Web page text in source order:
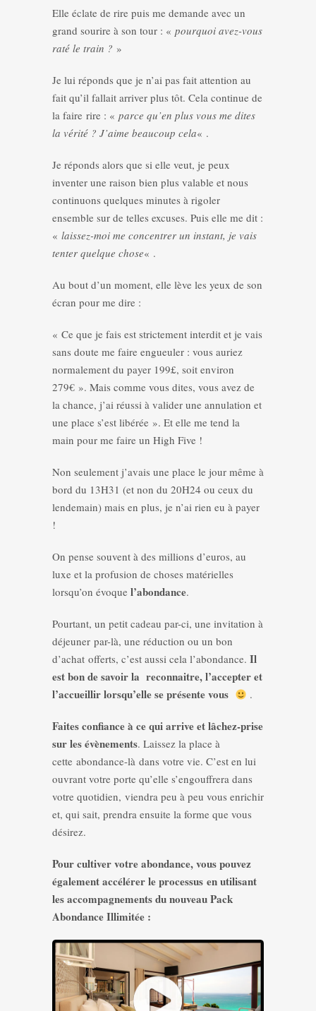
Elle éclate de rire puis me demande avec un
grand sourire à son tour : « pourquoi avez-vous
raté le train ? »
Je lui réponds que je n’ai pas fait attention au
fait qu’il fallait arriver plus tôt. Cela continue de
la faire rire : « parce qu’en plus vous me dites
la vérité ? J’aime beaucoup cela« .
Je réponds alors que si elle veut, je peux
inventer une raison bien plus valable et nous
continuons quelques minutes à rigoler
ensemble sur de telles excuses. Puis elle me dit :
« laissez-moi me concentrer un instant, je vais
tenter quelque chose« .
Au bout d’un moment, elle lève les yeux de son
écran pour me dire :
« Ce que je fais est strictement interdit et je vais
sans doute me faire engueuler : vous auriez
normalement du payer 199£, soit environ
279€ ». Mais comme vous dites, vous avez de
la chance, j’ai réussi à valider une annulation et
une place s’est libérée ». Et elle me tend la
main pour me faire un High Five !
Non seulement j’avais une place le jour même à
bord du 13H31 (et non du 20H24 ou ceux du
lendemain) mais en plus, je n’ai rien eu à payer
!
On pense souvent à des millions d’euros, au
luxe et la profusion de choses matérielles
lorsqu’on évoque l’abondance.
Pourtant, un petit cadeau par-ci, une invitation à
déjeuner par-là, une réduction ou un bon
d’achat offerts, c’est aussi cela l’abondance. Il
est bon de savoir la reconnaitre, l’accepter et
l’accueillir lorsqu’elle se présente vous
.
Faites confiance à ce qui arrive et lâchez-prise
sur les évènements. Laissez la place à
cette abondance-là dans votre vie. C’est en lui
ouvrant votre porte qu’elle s’engouffrera dans
votre quotidien, viendra peu à peu vous enrichir
et, qui sait, prendra ensuite la forme que vous
désirez.
Pour cultiver votre abondance, vous pouvez
également accélérer le processus en utilisant
les accompagnements du nouveau Pack
Abondance Illimitée :